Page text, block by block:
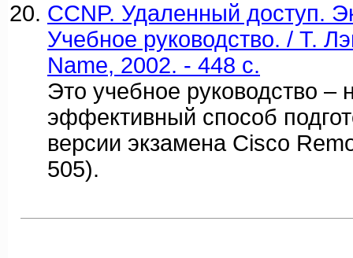
CCNP. Удаленный доступ.
Учебное руководство. / Т.
Name, 2002. - 448 c.
Это учебное руководство –
эффективный способ
версии экзамена Cisco
505).